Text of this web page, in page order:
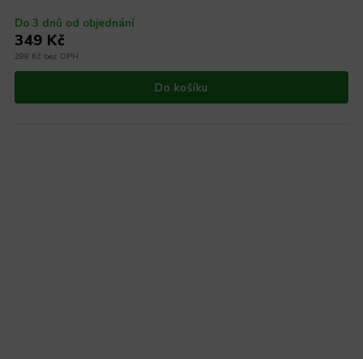
Do 3 dnů od objednání
288 Kč bez DPH
349 Kč
Do košíku